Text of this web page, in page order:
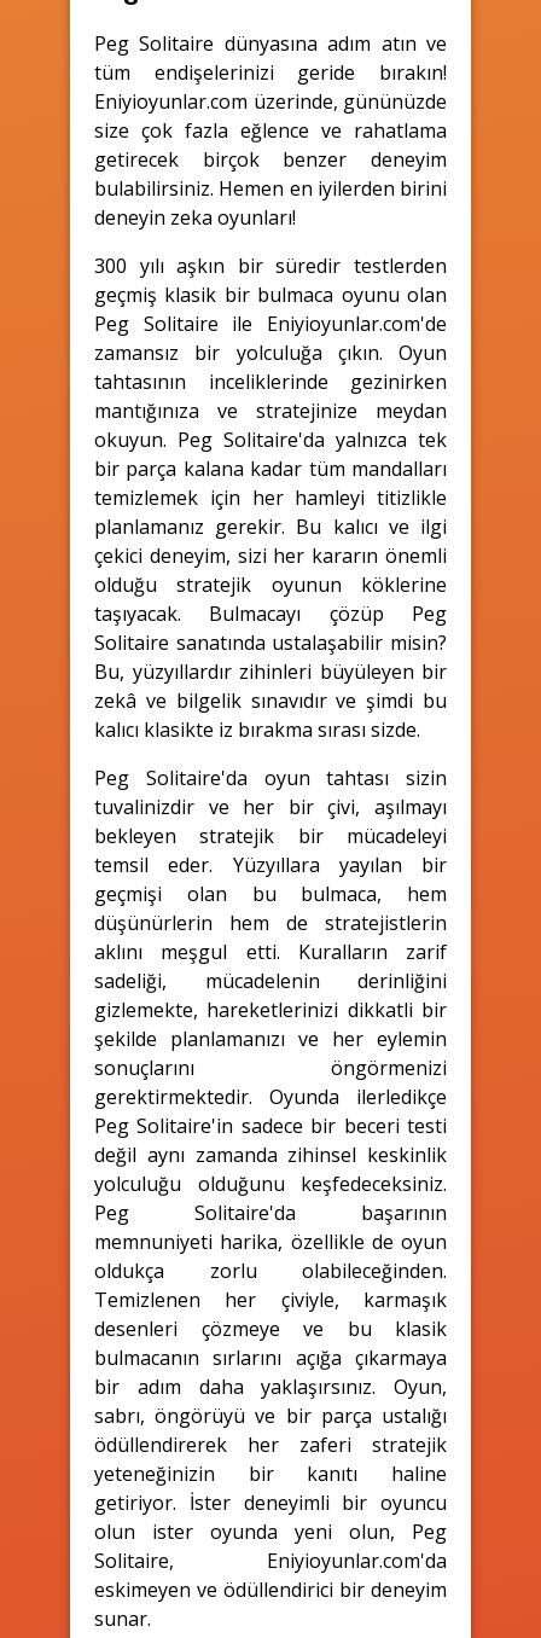
Peg Solitaire dünyasına adım atın ve
tüm endişelerinizi geride bırakın!
Eniyioyunlar.com üzerinde, gününüzde
size çok fazla eğlence ve rahatlama
getirecek birçok benzer deneyim
bulabilirsiniz. Hemen en iyilerden birini
deneyin zeka oyunları!
300 yılı aşkın bir süredir testlerden
geçmiş klasik bir bulmaca oyunu olan
Peg Solitaire ile Eniyioyunlar.com'de
zamansız bir yolculuğa çıkın. Oyun
tahtasının inceliklerinde gezinirken
mantığınıza ve stratejinize meydan
okuyun. Peg Solitaire'da yalnızca tek
bir parça kalana kadar tüm mandalları
temizlemek için her hamleyi titizlikle
planlamanız gerekir. Bu kalıcı ve ilgi
çekici deneyim, sizi her kararın önemli
olduğu stratejik oyunun köklerine
taşıyacak. Bulmacayı çözüp Peg
Solitaire sanatında ustalaşabilir misin?
Bu, yüzyıllardır zihinleri büyüleyen bir
zekâ ve bilgelik sınavıdır ve şimdi bu
kalıcı klasikte iz bırakma sırası sizde.
Peg Solitaire'da oyun tahtası sizin
tuvalinizdir ve her bir çivi, aşılmayı
bekleyen stratejik bir mücadeleyi
temsil eder. Yüzyıllara yayılan bir
geçmişi olan bu bulmaca, hem
düşünürlerin hem de stratejistlerin
aklını meşgul etti. Kuralların zarif
sadeliği, mücadelenin derinliğini
gizlemekte, hareketlerinizi dikkatli bir
şekilde planlamanızı ve her eylemin
sonuçlarını öngörmenizi
gerektirmektedir. Oyunda ilerledikçe
Peg Solitaire'in sadece bir beceri testi
değil aynı zamanda zihinsel keskinlik
yolculuğu olduğunu keşfedeceksiniz.
Peg Solitaire'da başarının
memnuniyeti harika, özellikle de oyun
oldukça zorlu olabileceğinden.
Temizlenen her çiviyle, karmaşık
desenleri çözmeye ve bu klasik
bulmacanın sırlarını açığa çıkarmaya
bir adım daha yaklaşırsınız. Oyun,
sabrı, öngörüyü ve bir parça ustalığı
ödüllendirerek her zaferi stratejik
yeteneğinizin bir kanıtı haline
getiriyor. İster deneyimli bir oyuncu
olun ister oyunda yeni olun, Peg
Solitaire, Eniyioyunlar.com'da
eskimeyen ve ödüllendirici bir deneyim
sunar.